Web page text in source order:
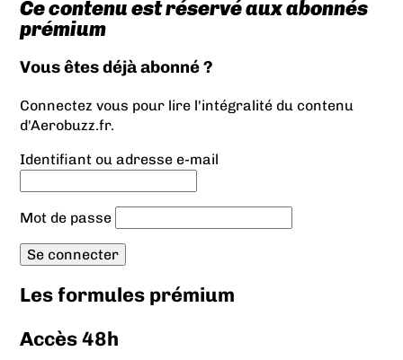
Ce contenu est réservé aux abonnés
prémium
Vous êtes déjà abonné ?
Connectez vous pour lire l'intégralité du contenu
d'Aerobuzz.fr.
Identifiant ou adresse e-mail
Mot de passe
Les formules prémium
Accès 48h